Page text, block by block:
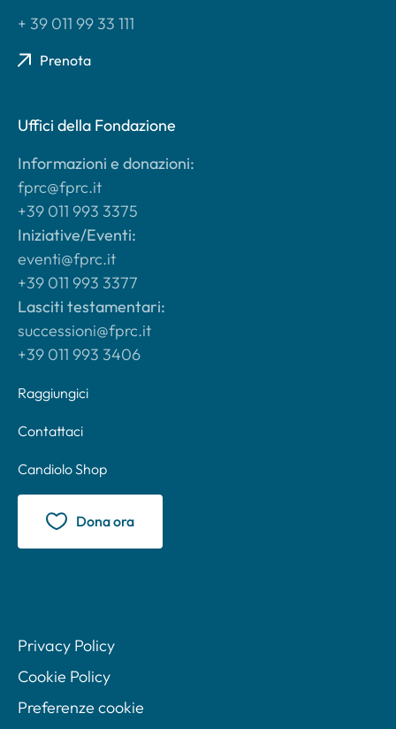
+ 39 011 99 33 111
Prenota
Uffici della Fondazione
Informazioni e donazioni:
fprc@fprc.it
+39 011 993 3375
Iniziative/Eventi:
eventi@fprc.it
+39 011 993 3377
Lasciti testamentari:
successioni@fprc.it
+39 011 993 3406
Raggiungici
Contattaci
Candiolo Shop
Dona ora
Privacy Policy
Cookie Policy
Preferenze cookie